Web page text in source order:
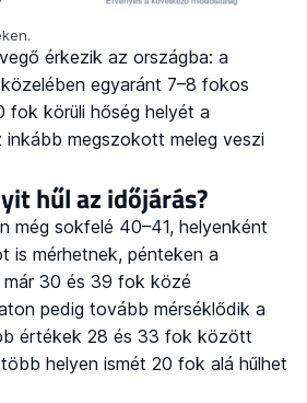
érkezik az országba: a
egyaránt 7–8 fokos
fok körüli hőség helyét a
inkább megszokott meleg veszi
hűl az időjárás?
még sokfelé 40–41, helyenként
is mérhetnek, pénteken a
már 30 és 39 fok közé
pedig tovább mérséklődik a
értékek 28 és 33 fok között
helyen ismét 20 fok alá hűlhet